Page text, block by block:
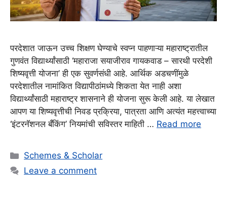
परदेशात जाऊन उच्च शिक्षण घेण्याचे स्वप्न पाहणाऱ्या महाराष्ट्रातील
गुणवंत विद्यार्थ्यांसाठी ‘महाराजा सयाजीराव गायकवाड – सारथी परदेशी
शिष्यवृत्ती योजना’ ही एक सुवर्णसंधी आहे. आर्थिक अडचणींमुळे
परदेशातील नामांकित विद्यापीठांमध्ये शिकता येत नाही अशा
विद्यार्थ्यांसाठी महाराष्ट्र शासनाने ही योजना सुरू केली आहे. या लेखात
आपण या शिष्यवृत्तीची निवड प्रक्रिया, पात्रता आणि अत्यंत महत्त्वाच्या
‘इंटरनॅशनल बँकिंग’ नियमांची सविस्तर माहिती … Read more
Categories
Schemes & Scholar
Leave a comment